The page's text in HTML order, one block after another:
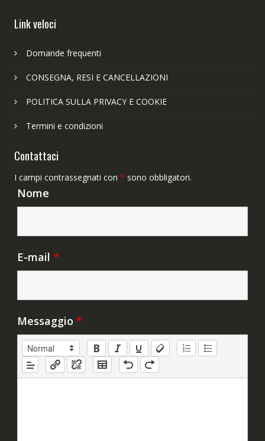
Link veloci
Domande frequenti
CONSEGNA, RESI E CANCELLAZIONI
POLITICA SULLA PRIVACY E COOKIE
Termini e condizioni
Contattaci
I campi contrassegnati con * sono obbligatori.
Nome
E-mail *
Messaggio *